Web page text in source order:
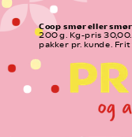
Coop smør eller
200 g. Kg-pris 30,00.
pakker pr. kunde. Frit